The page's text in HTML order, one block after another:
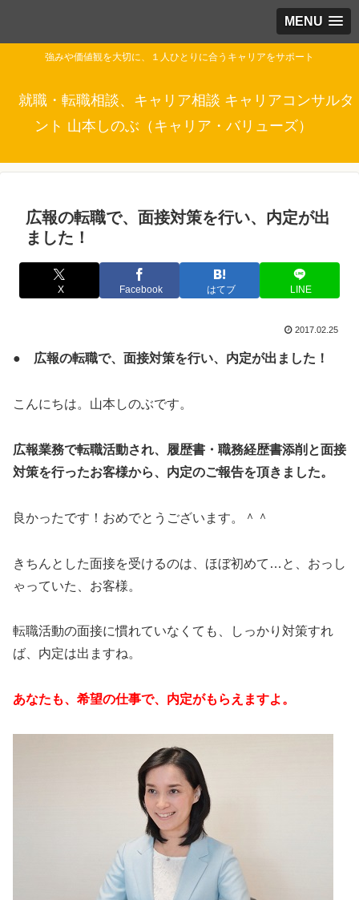
MENU
強みや価値観を大切に、１人ひとりに合うキャリアをサポート
就職・転職相談、キャリア相談 キャリアコンサルタ
ント 山本しのぶ（キャリア・バリューズ）
広報の転職で、面接対策を行い、内定が出
ました！
X Facebook はてブ LINE
2017.02.25
● 広報の転職で、面接対策を行い、内定が出ました！
こんにちは。山本しのぶです。
広報業務で転職活動され、履歴書・職務経歴書添削と面接
対策を行ったお客様から、内定のご報告を頂きました。
良かったです！おめでとうございます。＾＾
きちんとした面接を受けるのは、ほぼ初めて…と、おっし
ゃっていた、お客様。
転職活動の面接に慣れていなくても、しっかり対策すれ
ば、内定は出ますね。
あなたも、希望の仕事で、内定がもらえますよ。